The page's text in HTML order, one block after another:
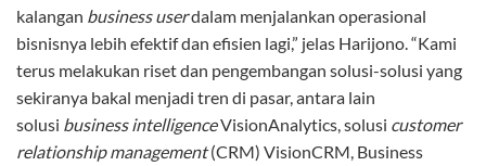
kalangan business userdalam menjalankan operasional
bisnisnya lebih efektif dan efisien lagi,” jelas Harijono. “Kami
terus melakukan riset dan pengembangan solusi-solusi yang
sekiranya bakal menjadi tren di pasar, antara lain
solusi business intelligenceVisionAnalytics, solusi customer
relationship management(CRM) VisionCRM, Business